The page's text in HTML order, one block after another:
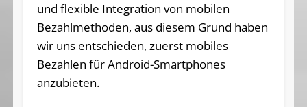
und flexible Integration von mobilen
Bezahlmethoden, aus diesem Grund haben
wir uns entschieden, zuerst mobiles
Bezahlen für Android-Smartphones
anzubieten.